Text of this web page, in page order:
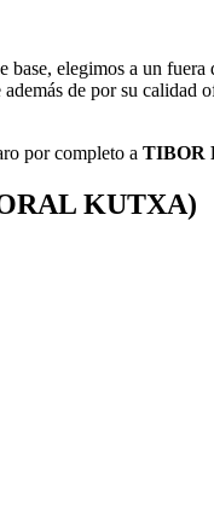
base, elegimos a un
de por su calidad
por completo a TIBOR
KUTXA)